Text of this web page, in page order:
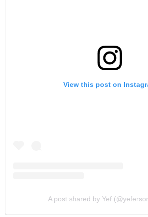
View this post on
A post shared by Yef